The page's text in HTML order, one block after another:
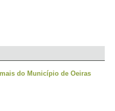
do Município de Oeiras